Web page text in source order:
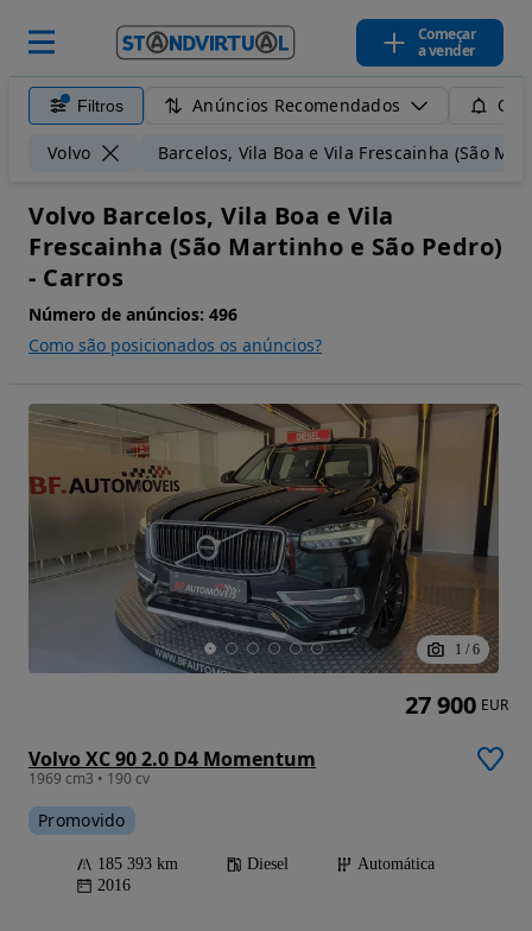
Começar
a vender
Filtros Anúncios Recomendados
Volvo Barcelos, Vila Boa e Vila Frescainha (São
Volvo Barcelos, Vila Boa e Vila
Frescainha (São Martinho e São Pedro)
- Carros
Número de anúncios: 496
Como são posicionados os anúncios?
1 / 6
Volvo XC 90 2.0 D4 Momentum
1969 cm3 • 190 cv
Promovido
185 393 km Diesel
Automática
2016
27 900 EUR